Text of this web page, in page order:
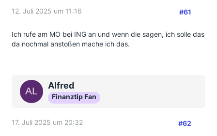
12. Juli 2025 um 11:16 #61
Ich rufe am MO bei ING an und wenn die sagen, ich solle das
da nochmal anstoßen mache ich das.
Alfred
Finanztip Fan
17. Juli 2025 um 20:32 #62